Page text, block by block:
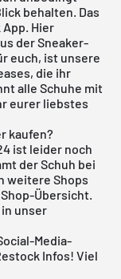
behalten. Das
App. Hier
der Sneaker-
euch, ist unsere
, die ihr
alle Schuhe mit
eurer liebstes
kaufen?
ist leider noch
der Schuh bei
weitere Shops
Übersicht.
unser
Media-
Infos! Viel